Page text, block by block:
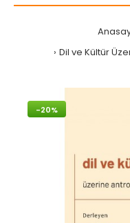
Dil ve Kültür
-20%